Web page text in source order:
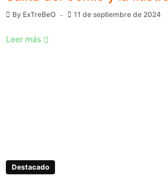
By ExTreBeO 11 de septiembre de 2024
Leer más
Destacado